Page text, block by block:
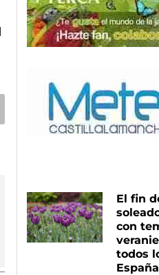
El fin
con
todos
España